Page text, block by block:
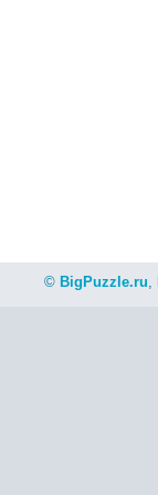
© BigPuzzle.ru,